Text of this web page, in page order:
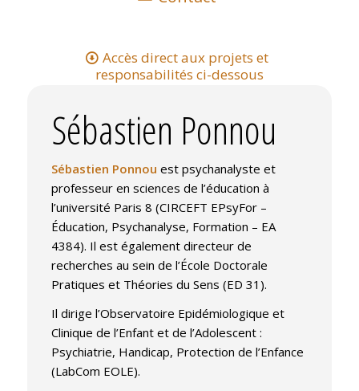
Accès direct aux projets et
responsabilités ci-dessous
Sébastien Ponnou
Sébastien Ponnou est psychanalyste et
professeur en sciences de l’éducation à
l’université Paris 8 (CIRCEFT EPsyFor –
Éducation, Psychanalyse, Formation – EA
4384). Il est également directeur de
recherches au sein de l’École Doctorale
Pratiques et Théories du Sens (ED 31).
Il dirige l’Observatoire Epidémiologique et
Clinique de l’Enfant et de l’Adolescent :
Psychiatrie, Handicap, Protection de l’Enfance
(LabCom EOLE).